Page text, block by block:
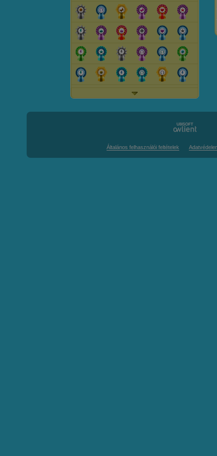
Általános felhasználói feltételek